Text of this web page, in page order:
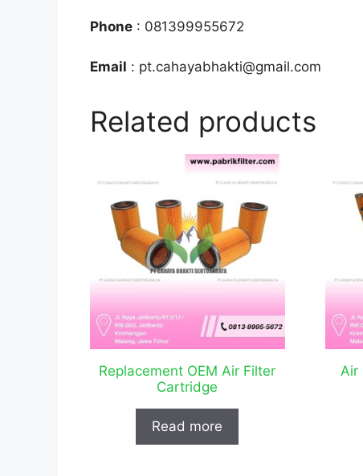
Phone : 081399955672
Email : pt.cahayabhakti@gmail.com
Related products
Replacement OEM Air Filter
Cartridge
Read more
Air